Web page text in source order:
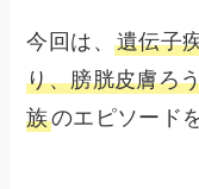
今回は、遺伝子
り、膀胱皮膚ろ
族のエピソード